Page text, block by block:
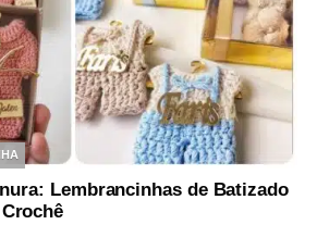
Lembrancinhas de Batizado